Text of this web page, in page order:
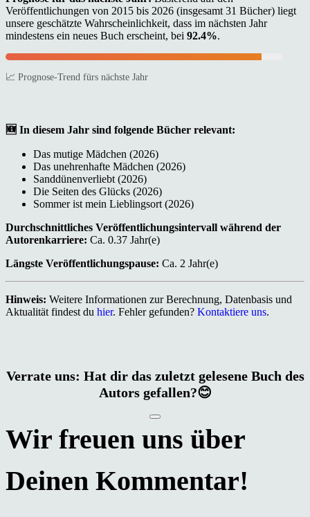
Veröffentlichungen von 2015 bis 2026 (insgesamt 31 Bücher) liegt
unsere geschätzte Wahrscheinlichkeit, dass im nächsten Jahr
mindestens ein neues Buch erscheint, bei 92.4%.
📈 Prognose-Trend fürs nächste Jahr
🆕 In diesem Jahr sind folgende Bücher relevant:
Das mutige Mädchen (2026)
Das unehrenhafte Mädchen (2026)
Sanddünenverliebt (2026)
Die Seiten des Glücks (2026)
Sommer ist mein Lieblingsort (2026)
Durchschnittliches Veröffentlichungsintervall während der
Autorenkarriere: Ca. 0.37 Jahr(e)
Längste Veröffentlichungspause: Ca. 2 Jahr(e)
Hinweis: Weitere Informationen zur Berechnung, Datenbasis und
Aktualität findest du hier. Fehler gefunden? Kontaktiere uns.
Verrate uns: Hat dir das zuletzt gelesene Buch des
Autors gefallen?😊